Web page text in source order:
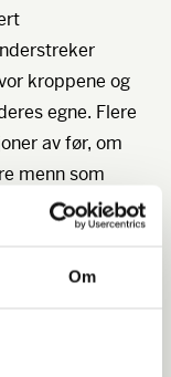
Om
kroppene og
egne. Flere
av før, om
menn som
Selv om det kun
livet sitt, er
trange,
men overlater